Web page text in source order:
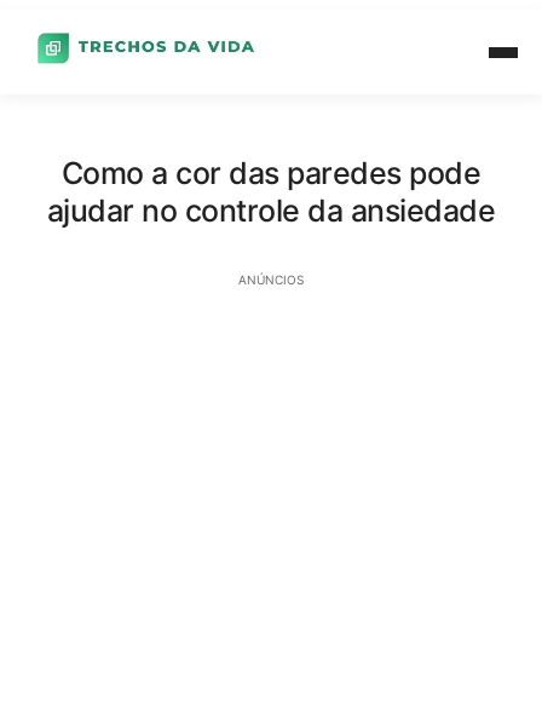
Como a cor das paredes pode
ajudar no controle da ansiedade
ANÚNCIOS